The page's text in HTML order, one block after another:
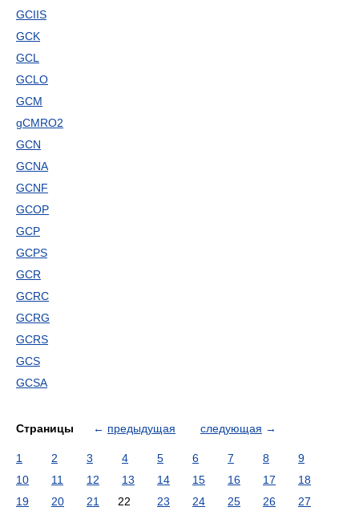
GCIIS
GCK
GCL
GCLO
GCM
gCMRO2
GCN
GCNA
GCNF
GCOP
GCP
GCPS
GCR
GCRC
GCRG
GCRS
GCS
GCSA
Страницы ← предыдущая следующая →
1 2 3 4 5 6 7 8
9
10
11 12 13 14 15 16 17
18
19
20 21 22 23 24 25 26 27